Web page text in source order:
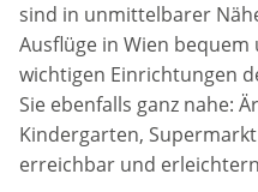
sind in unmittelbarer
Ausflüge in Wien
wichtigen Einrichtungen
Sie ebenfalls ganz nahe:
Kindergarten,
erreichbar und